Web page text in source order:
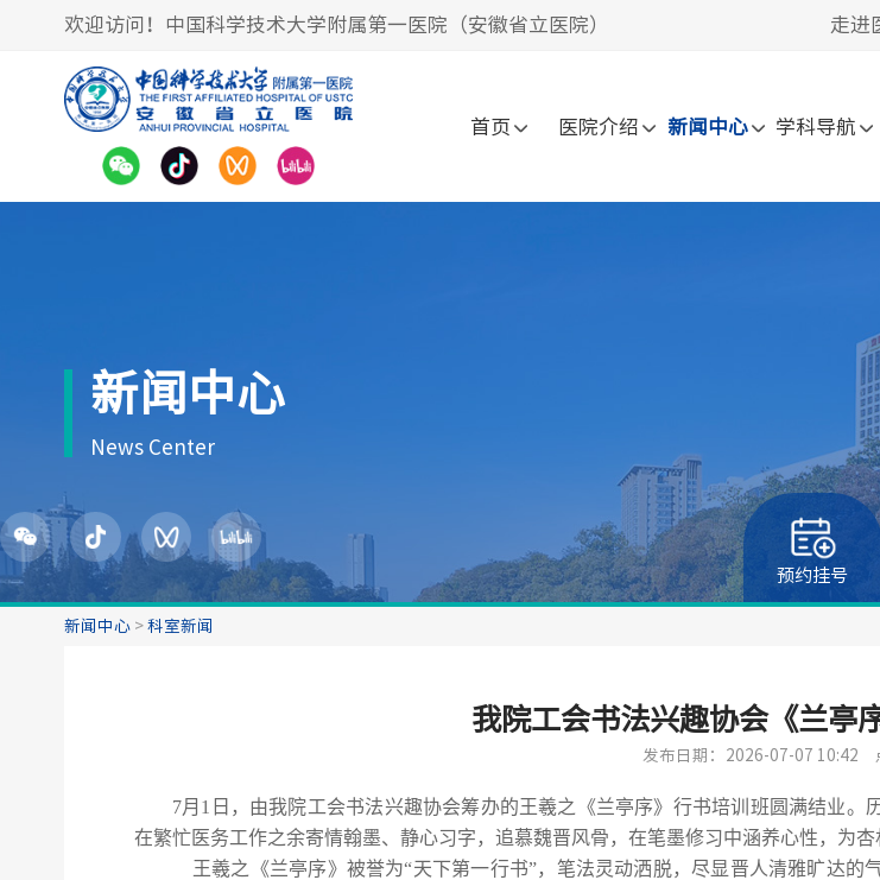
欢迎访问！中国科学技术大学附属第一医院（安徽省立医院） 走进
首页 医院介绍 新闻中心 学科导航
新闻中心
News Center
预约挂号
新闻中心> 科室新闻
我院工会书法兴趣协会《兰亭
发布日期：2026-07-07 10:42
7月 1 日 ，由我院工会书法兴趣协会筹办的王羲之《兰亭序》行书培训 班圆满结业。
在繁忙医务工作之余寄情翰墨、静心习字，追慕魏晋风骨，在笔墨修习中涵养心性，为杏
王羲之《兰亭序》被誉为“天下第一行书”，笔法灵动洒脱，尽显晋人清雅旷达的